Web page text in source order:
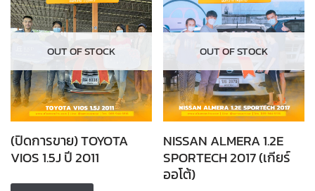
OUT OF STOCK
(ปิดการขาย) TOYOTA
VIOS 1.5J ปี 2011
OUT OF STOCK
NISSAN ALMERA 1.2E
SPORTECH 2017 (เกียร์
ออโต้)